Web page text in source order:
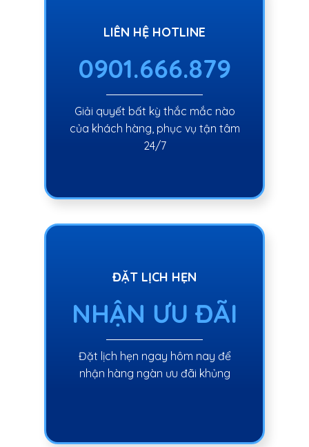
LIÊN HỆ HOTLINE
0901.666.879
Giải quyết bất kỳ thắc mắc nào
của khách hàng, phục vụ tận tâm
24/7
ĐẶT LỊCH HẸN
NHẬN ƯU ĐÃI
Đặt lịch hẹn ngay hôm nay để
nhận hàng ngàn ưu đãi khủng